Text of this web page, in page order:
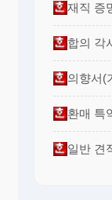
재직 증
합의 각
의향서(
환매 특
일반 견